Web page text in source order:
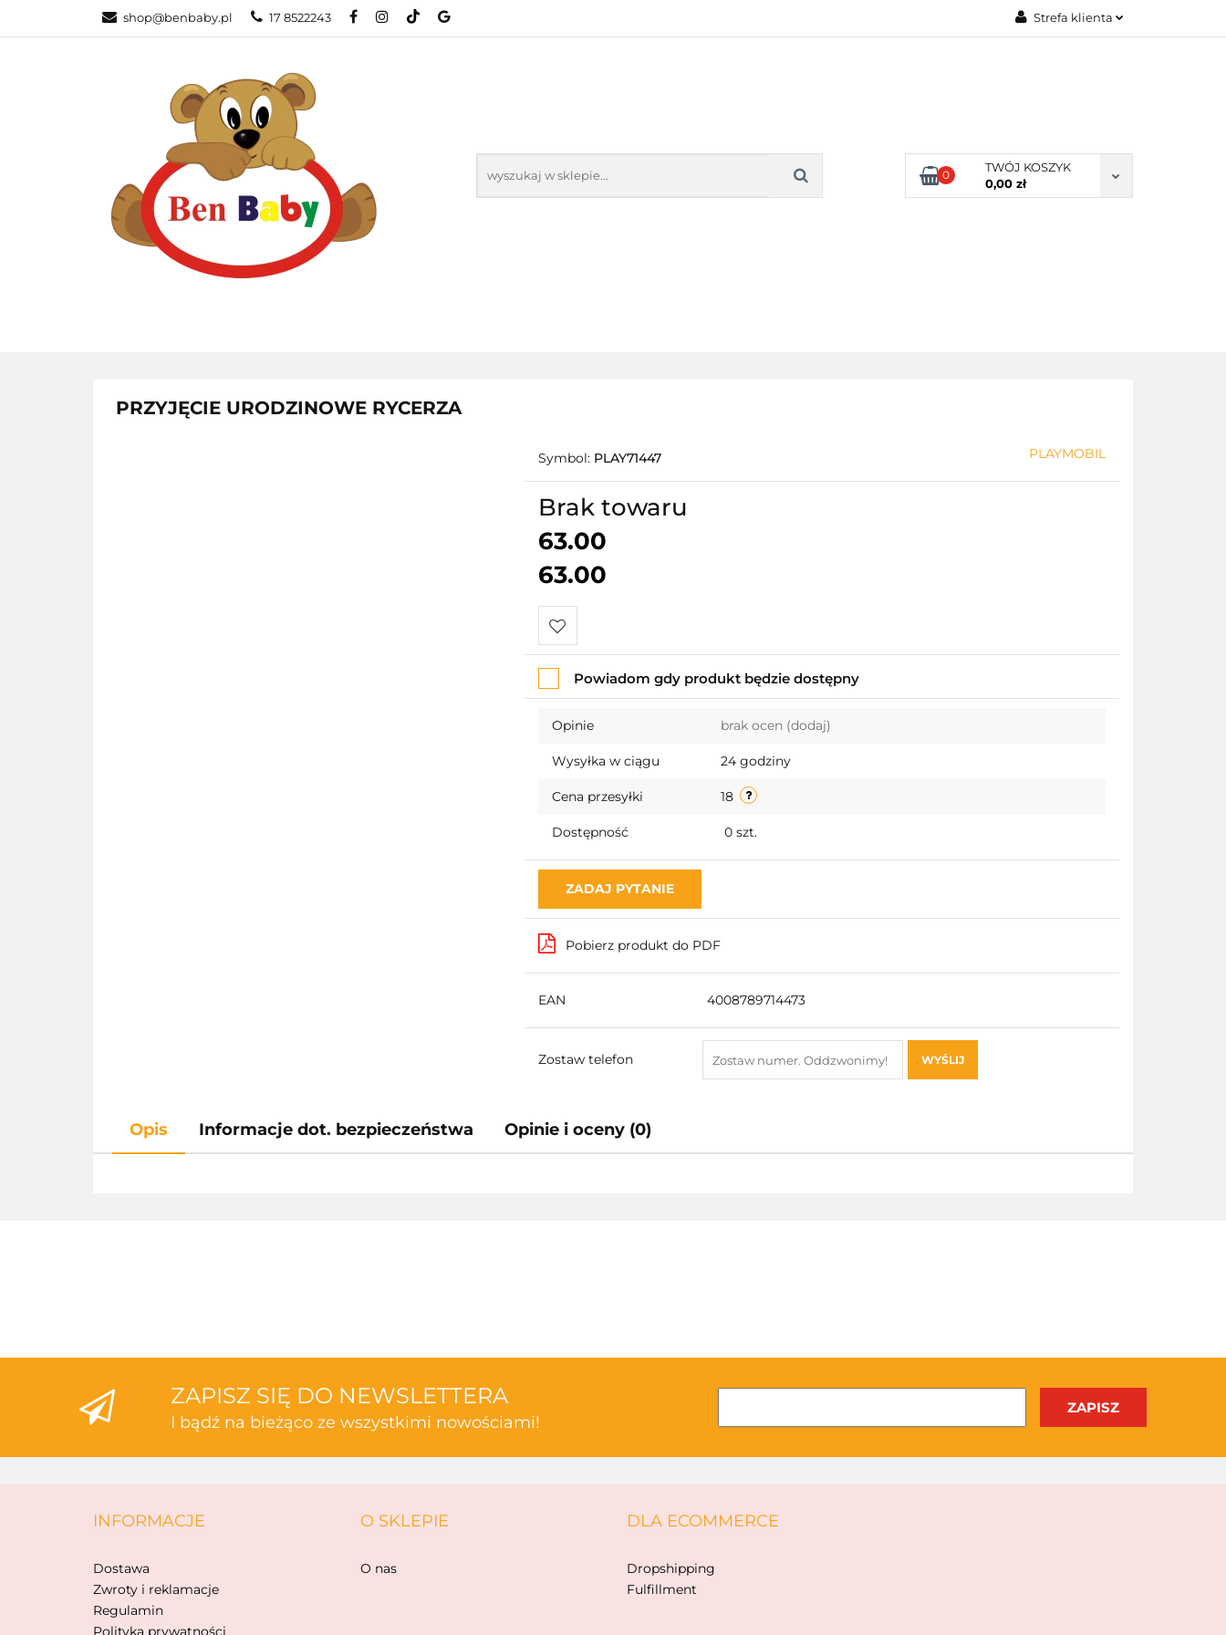
shop@benbaby.pl 17 8522243 Strefa klienta
0
TWÓJ KOSZYK
0,00 zł
PRZYJĘCIE URODZINOWE RYCERZA
Symbol: PLAY71447 PLAYMOBIL
Brak towaru
63.00
63.00
Do
przechowalni
Powiadom gdy produkt będzie dostępny
Opinie brak ocen (dodaj)
Wysyłka w ciągu 24 godziny
Cena przesyłki 18
Dostępność 0 szt.
ZADAJ PYTANIE
Pobierz produkt do PDF
EAN 4008789714473
Zostaw telefon WYŚLIJ
Opis Informacje dot. bezpieczeństwa Opinie i oceny (0)
AKSJOMAT
ZAPISZ SIĘ DO NEWSLETTERA
I bądź na bieżąco ze wszystkimi nowościami!
INFORMACJE
Dostawa
Zwroty i reklamacje
Regulamin
Polityka prywatności
O SKLEPIE
O nas
DLA ECOMMERCE
Dropshipping
Fulfillment